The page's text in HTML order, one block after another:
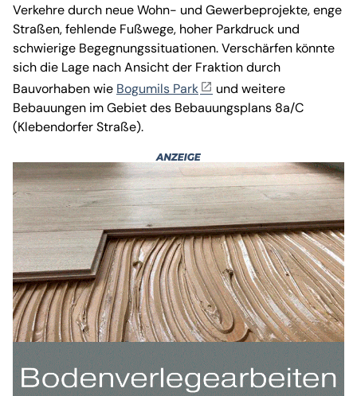
Verkehre durch neue Wohn- und Gewerbeprojekte, enge
Straßen, fehlende Fußwege, hoher Parkdruck und
schwierige Begegnungssituationen. Verschärfen könnte
sich die Lage nach Ansicht der Fraktion durch
Bauvorhaben wie Bogumils Park
und weitere
Bebauungen im Gebiet des Bebauungsplans 8a/C
(Klebendorfer Straße).